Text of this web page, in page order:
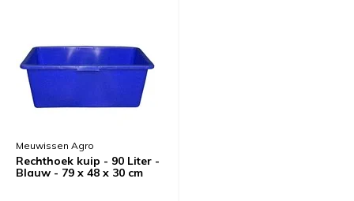
Meuwissen Agro
Rechthoek kuip - 90 Liter -
Blauw - 79 x 48 x 30 cm